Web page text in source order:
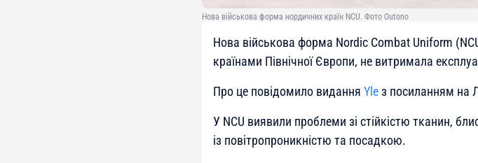
Нова військова форма нордичних країн NCU. Фото Outono
Нова військова форма Nordic Combat Uniform
країнами Північної Європи, не витримала
Про це повідомило видання Yleз посиланням на
У NCU виявили проблеми зі стійкістю тканин,
із повітропроникністю та посадкою.